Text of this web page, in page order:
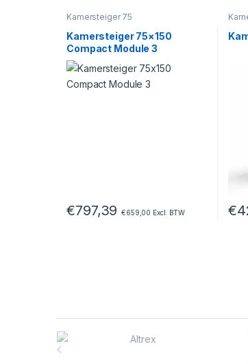
Kamersteiger 75
Kamersteiger 75×150
Compact Module 3
€797,39 €659,00 Excl. BTW €